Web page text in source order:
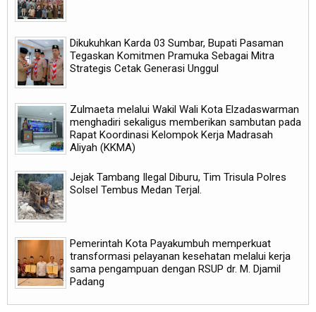
Dikukuhkan Karda 03 Sumbar, Bupati Pasaman
Tegaskan Komitmen Pramuka Sebagai Mitra
Strategis Cetak Generasi Unggul
Zulmaeta melalui Wakil Wali Kota Elzadaswarman
menghadiri sekaligus memberikan sambutan pada
Rapat Koordinasi Kelompok Kerja Madrasah
Aliyah (KKMA)
Jejak Tambang Ilegal Diburu, Tim Trisula Polres
Solsel Tembus Medan Terjal.
Pemerintah Kota Payakumbuh memperkuat
transformasi pelayanan kesehatan melalui kerja
sama pengampuan dengan RSUP dr. M. Djamil
Padang